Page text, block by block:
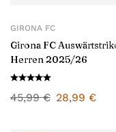
GIRONA FC
Girona FC
Herren 2025/26
45,99€ 28,99 €